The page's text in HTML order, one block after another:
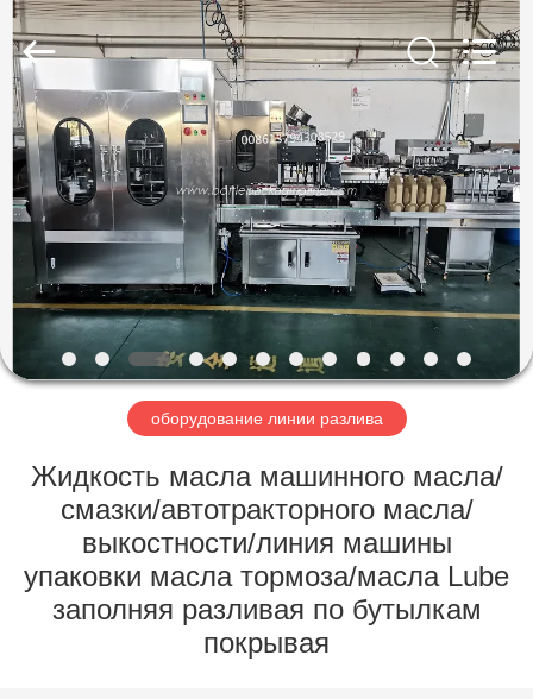
ДОМОЙ
ПРОДУКТЫ
ВИДЕОЗАПИСИ
О
НАС
ЭКСКУРСИЯ
ЗАВОДУ
КОНТРОЛЬ
TENGZHUO
Machinery
Equipment
Co,Ltd..
Rights
Reserved.
оборудование линии разлива
Жидкость масла машинного масла/
смазки/автотракторного масла/
выкостности/линия машины
упаковки масла тормоза/масла Lube
заполняя разливая по бутылкам
покрывая